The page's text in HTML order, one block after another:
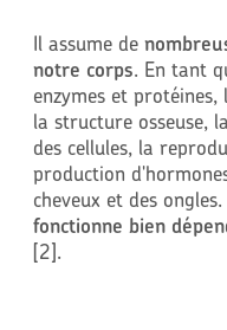
Il assume de
notre corps. En tant
enzymes et protéines,
la structure osseuse,
des cellules, la
production
cheveux et des ongles.
fonctionne bien
[2].